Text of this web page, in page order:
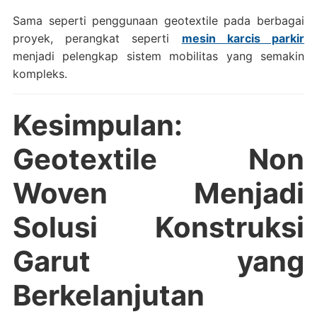
Sama seperti penggunaan geotextile pada berbagai
proyek, perangkat seperti mesin karcis parkir
menjadi pelengkap sistem mobilitas yang semakin
kompleks.
Kesimpulan:
Geotextile Non
Woven Menjadi
Solusi Konstruksi
Garut yang
Berkelanjutan